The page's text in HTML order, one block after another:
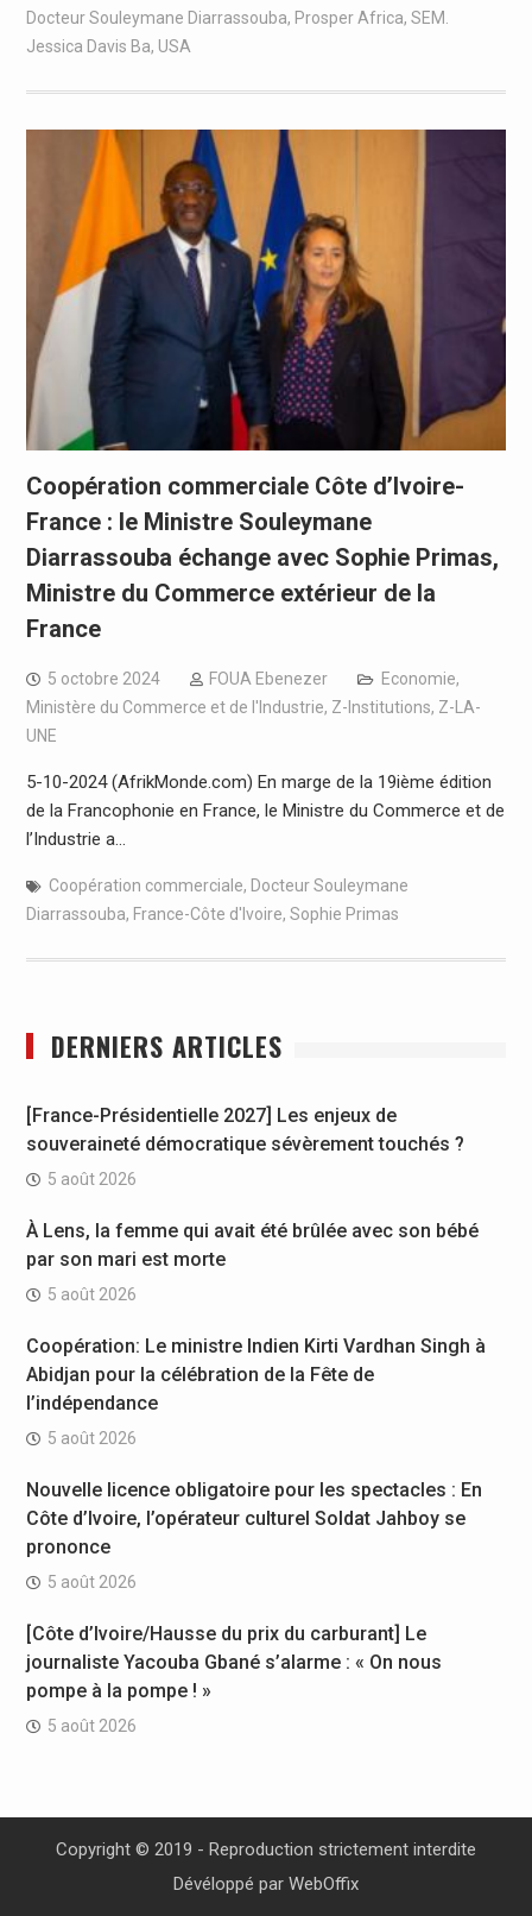
Docteur Souleymane Diarrassouba, Prosper Africa, SEM.
Jessica Davis Ba, USA
Coopération commerciale Côte d’Ivoire-
France : le Ministre Souleymane
Diarrassouba échange avec Sophie Primas,
Ministre du Commerce extérieur de la
France
5 octobre 2024 FOUA Ebenezer Economie,
Ministère du Commerce et de l'Industrie, Z-Institutions, Z-LA-
UNE
5-10-2024 (AfrikMonde.com) En marge de la 19ième édition
de la Francophonie en France, le Ministre du Commerce et de
l’Industrie a…
Coopération commerciale, Docteur Souleymane
Diarrassouba, France-Côte d'Ivoire, Sophie Primas
DERNIERS ARTICLES
[France-Présidentielle 2027] Les enjeux de
souveraineté démocratique sévèrement touchés ?
5 août 2026
À Lens, la femme qui avait été brûlée avec son bébé
par son mari est morte
5 août 2026
Coopération: Le ministre Indien Kirti Vardhan Singh à
Abidjan pour la célébration de la Fête de
l’indépendance
5 août 2026
Nouvelle licence obligatoire pour les spectacles : En
Côte d’Ivoire, l’opérateur culturel Soldat Jahboy se
prononce
5 août 2026
[Côte d’Ivoire/Hausse du prix du carburant] Le
journaliste Yacouba Gbané s’alarme : « On nous
pompe à la pompe ! »
5 août 2026
Copyright © 2019 - Reproduction strictement interdite
Dévéloppé par WebOffix